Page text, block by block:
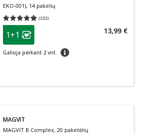
EKO-001), 14 pakelių
(232)
Vidutinis įvertinimas 4.93
patarimas
Lojalumo klubo narių nuolaida
1+1
Galioja perkant 2 vnt. patarimas
13,99 €
MAGVIT
MAGVIT B Complex, 20 paketėlių